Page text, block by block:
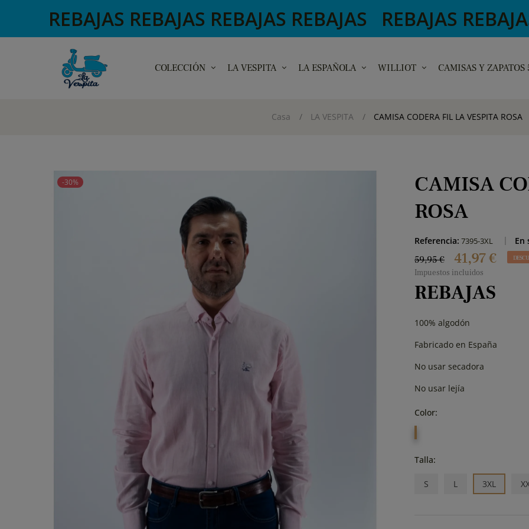
REBAJAS REBAJAS REBAJAS REBAJAS REBAJAS
COLECCIÓN LA VESPITA LA ESPAÑOLA WILLIOT CAMISAS Y
Casa LA VESPITA CAMISA CODERA FIL LA VESPITA ROSA
-30%
CAMISA
ROSA
Referencia: 7395-3XL En
59,95 € 41,97 €
Impuestos incluidos
REBAJAS
100% algodón
Fabricado en España
No usar secadora
No usar lejía
Color:
Talla:
S L 3XL